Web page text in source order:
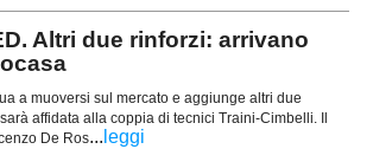
Altri due rinforzi: arrivano
a muoversi sul mercato e aggiunge altri due
affidata alla coppia di tecnici Traini-Cimbelli. Il
De Ros... leggi